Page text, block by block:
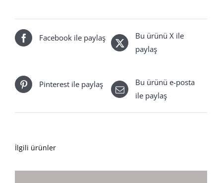
Facebook ile paylaş
Bu ürünü X ile
paylaş
Pinterest ile paylaş
Bu ürünü e-posta
ile paylaş
İlgili ürünler